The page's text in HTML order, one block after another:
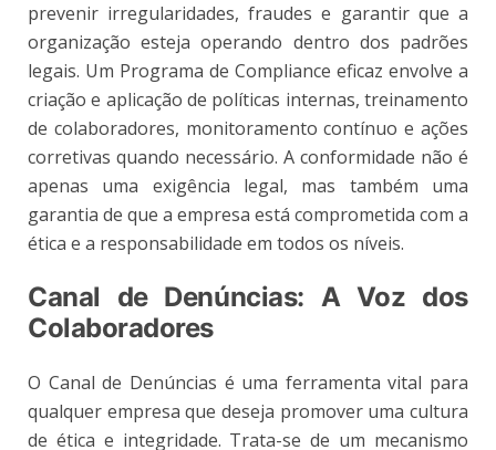
prevenir irregularidades, fraudes e garantir que a
organização esteja operando dentro dos padrões
legais. Um Programa de Compliance eficaz envolve a
criação e aplicação de políticas internas, treinamento
de colaboradores, monitoramento contínuo e ações
corretivas quando necessário. A conformidade não é
apenas uma exigência legal, mas também uma
garantia de que a empresa está comprometida com a
ética e a responsabilidade em todos os níveis.
Canal de Denúncias: A Voz dos
Colaboradores
O Canal de Denúncias é uma ferramenta vital para
qualquer empresa que deseja promover uma cultura
de ética e integridade. Trata-se de um mecanismo